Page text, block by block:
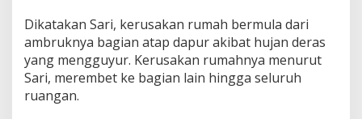
o
d
a
Dikatakan Sari, kerusakan rumah bermula dari
ambruknya bagian atap dapur akibat hujan deras
yang mengguyur. Kerusakan rumahnya menurut
Sari, merembet ke bagian lain hingga seluruh
ruangan.